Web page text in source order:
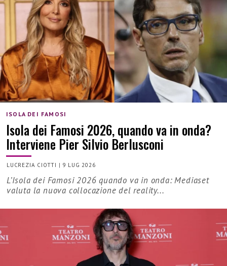
ISOLA DEI FAMOSI
Isola dei Famosi 2026, quando va in onda?
Interviene Pier Silvio Berlusconi
LUCREZIA CIOTTI | 9 LUG 2026
L’Isola dei Famosi 2026 quando va in onda: Mediaset
valuta la nuova collocazione del reality...